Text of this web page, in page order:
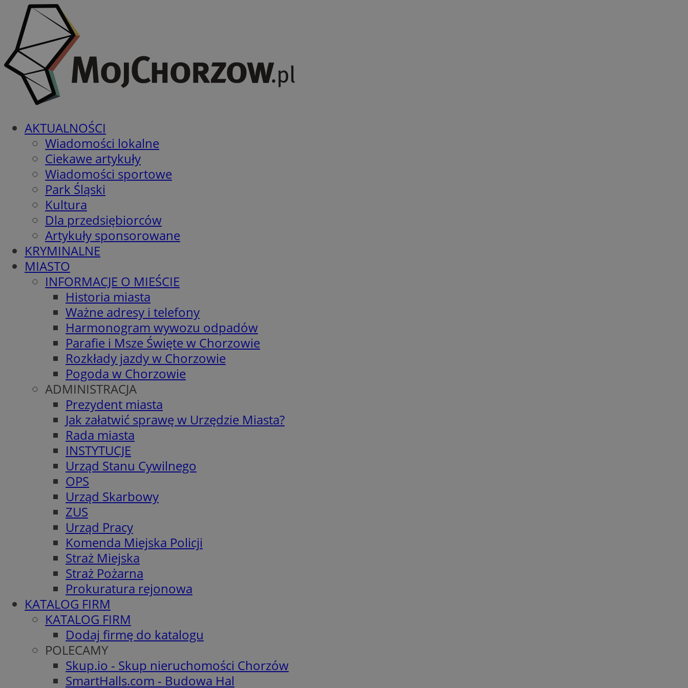
AKTUALNOŚCI
Wiadomości lokalne
Ciekawe artykuły
Wiadomości sportowe
Park Śląski
Kultura
Dla przedsiębiorców
Artykuły sponsorowane
KRYMINALNE
MIASTO
INFORMACJE O MIEŚCIE
Historia miasta
Ważne adresy i telefony
Harmonogram wywozu odpadów
Parafie i Msze Święte w Chorzowie
Rozkłady jazdy w Chorzowie
Pogoda w Chorzowie
ADMINISTRACJA
Prezydent miasta
Jak załatwić sprawę w Urzędzie Miasta?
Rada miasta
INSTYTUCJE
Urząd Stanu Cywilnego
OPS
Urząd Skarbowy
ZUS
Urząd Pracy
Komenda Miejska Policji
Straż Miejska
Straż Pożarna
Prokuratura rejonowa
KATALOG FIRM
KATALOG FIRM
Dodaj firmę do katalogu
POLECAMY
Skup.io - Skup nieruchomości Chorzów
SmartHalls.com - Budowa Hal